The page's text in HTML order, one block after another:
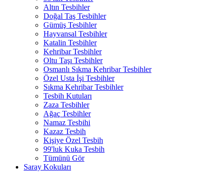
Altın Tesbihler
Doğal Taş Tesbihler
Gümüş Tesbihler
Hayvansal Tesbihler
Katalin Tesbihler
Kehribar Tesbihler
Oltu Taşı Tesbihler
Osmanlı Sıkma Kehribar Tesbihler
Özel Usta İşi Tesbihler
Sıkma Kehribar Tesbihler
Tesbih Kutuları
Zaza Tesbihler
Ağaç Tesbihler
Namaz Tesbihi
Kazaz Tesbih
Kişiye Özel Tesbih
99'luk Kuka Tesbih
Tümünü Gör
Saray Kokuları